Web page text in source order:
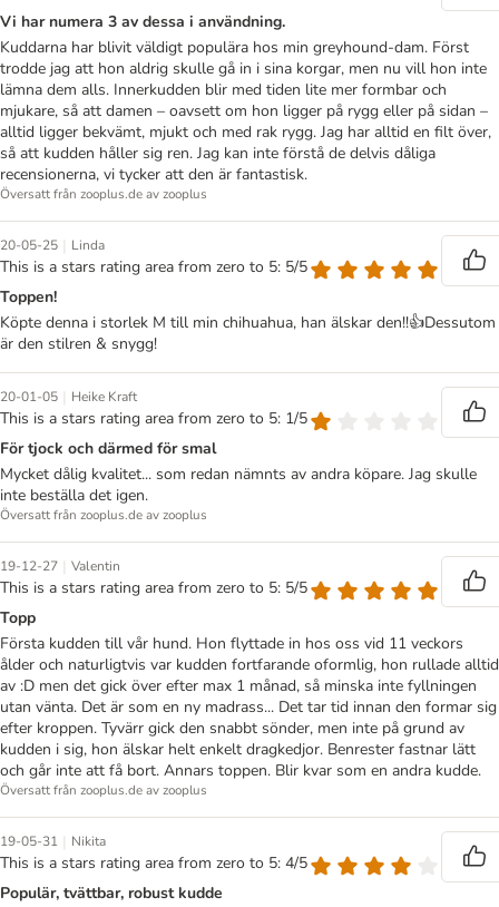
Vi har numera 3 av dessa i användning.
Kuddarna har blivit väldigt populära hos min greyhound-dam. Först
trodde jag att hon aldrig skulle gå in i sina korgar, men nu vill hon inte
lämna dem alls. Innerkudden blir med tiden lite mer formbar och
mjukare, så att damen – oavsett om hon ligger på rygg eller på sidan –
alltid ligger bekvämt, mjukt och med rak rygg. Jag har alltid en filt över,
så att kudden håller sig ren. Jag kan inte förstå de delvis dåliga
recensionerna, vi tycker att den är fantastisk.
Översatt från zooplus.de av zooplus
20-05-25 | Linda
This is a stars rating area from zero to 5: 5/5
Toppen!
Köpte denna i storlek M till min chihuahua, han älskar den!!👍Dessutom
är den stilren & snygg!
20-01-05 | Heike Kraft
This is a stars rating area from zero to 5: 1/5
För tjock och därmed för smal
Mycket dålig kvalitet... som redan nämnts av andra köpare. Jag skulle
inte beställa det igen.
Översatt från zooplus.de av zooplus
19-12-27 | Valentin
This is a stars rating area from zero to 5: 5/5
Topp
Första kudden till vår hund. Hon flyttade in hos oss vid 11 veckors
ålder och naturligtvis var kudden fortfarande oformlig, hon rullade alltid
av :D men det gick över efter max 1 månad, så minska inte fyllningen
utan vänta. Det är som en ny madrass... Det tar tid innan den formar sig
efter kroppen. Tyvärr gick den snabbt sönder, men inte på grund av
kudden i sig, hon älskar helt enkelt dragkedjor. Benrester fastnar lätt
och går inte att få bort. Annars toppen. Blir kvar som en andra kudde.
Översatt från zooplus.de av zooplus
19-05-31 | Nikita
This is a stars rating area from zero to 5: 4/5
Populär, tvättbar, robust kudde